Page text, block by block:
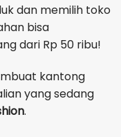
dan memilih toko
bisa
dari Rp 50 ribu!
kantong
yang sedang
.